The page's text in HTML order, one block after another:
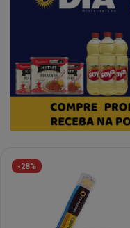
-28%